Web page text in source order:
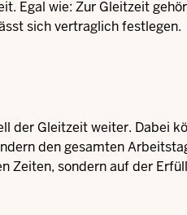
Egal wie: Zur Gleitzeit
sich vertraglich festlegen.
der Gleitzeit weiter. Dabei
den gesamten
Zeiten, sondern auf der